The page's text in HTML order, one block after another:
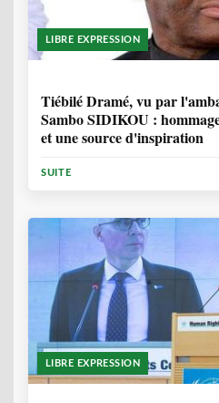
LIBRE EXPRESSION
Tiébilé Dramé, vu par
Sambo SIDIKOU :
et une source d'inspiration
SUITE
LIBRE EXPRESSION